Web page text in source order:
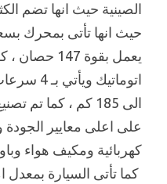
الصينية حيث انها تضم
يعمل بقوة
الى 185 كم ، كما
على اعلى معايير الجودة
كما تأتى السيارة